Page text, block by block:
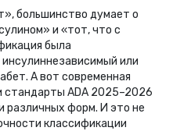
большинство думает о
и «тот, что с
была
или
А вот современная
стандарты ADA 2025–2026
различных форм. И это не
классификации